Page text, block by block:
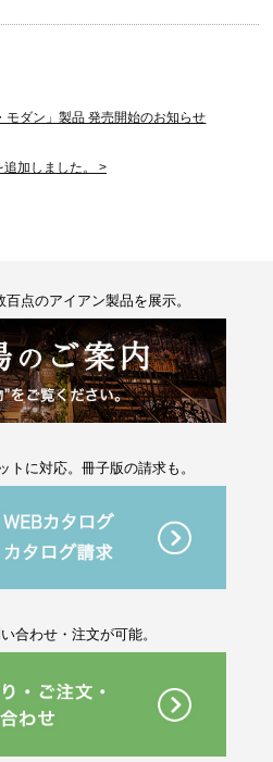
モダン」製品 発売開始のお知らせ
追加しました。 >
点のアイアン製品を展示。
トに対応。冊子版の請求も。
合わせ・注文が可能。